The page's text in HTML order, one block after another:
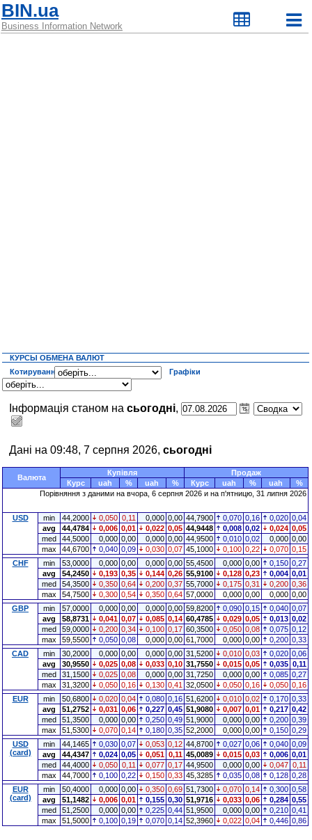
BIN.ua
Business Information Network
КУРСЫ ОБМЕНА ВАЛЮТ
Котирування
Графіки
Інформація станом насьогодні,
Дані на 09:48, 7 серпня 2026, сьогодні
Валюта
Купівля
Продаж
Курс
uah % uah % Курс uah % uah
%
Порівняння з даними на вчора , 6 серпня 2026 и на п'ятницю, 31 липня 2026
USD min 44,2000 0,050 0,11 0,000 0,00 44,7900 0,070 0,16 0,020 0,04
avg
44,4784 0,006 0,01 0,022 0,05 44,9448 0,008 0,02 0,024 0,05
med
44,5000 0,000 0,00 0,000 0,00 44,9500 0,010 0,02 0,000 0,00
max
44,6700 0,040 0,09 0,030 0,07 45,1000 0,100 0,22 0,070 0,15
CHF
min 53,0000 0,000 0,00 0,000 0,00 55,4500 0,000 0,00 0,150 0,27
avg
54,2450 0,193 0,35 0,144 0,26 55,9100 0,128 0,23 0,004 0,01
med
54,3500 0,350 0,64 0,200 0,37 55,7000 0,175 0,31 0,200 0,36
max
54,7500 0,300 0,54 0,350 0,64 57,0000 0,000 0,00 0,000 0,00
GBP
min 57,0000 0,000 0,00 0,000 0,00 59,8200 0,090 0,15 0,040 0,07
avg
58,8731 0,041 0,07 0,085 0,14 60,4785 0,029 0,05 0,013 0,02
med
59,0000 0,200 0,34 0,100 0,17 60,3500 0,050 0,08 0,075 0,12
max
59,5500 0,050 0,08 0,000 0,00 61,7000 0,000 0,00 0,200 0,33
CAD
min 30,2000 0,000 0,00 0,000 0,00 31,5200 0,010 0,03 0,020 0,06
avg
30,9550 0,025 0,08 0,033 0,10 31,7550 0,015 0,05 0,035 0,11
med
31,1500 0,025 0,08 0,000 0,00 31,7250 0,000 0,00 0,085 0,27
max
31,3200 0,050 0,16 0,130 0,41 32,0500 0,050 0,16 0,050 0,16
EUR
min 50,6800 0,020 0,04 0,080 0,16 51,6200 0,010 0,02 0,170 0,33
avg
51,2752 0,031 0,06 0,227 0,45 51,9080 0,007 0,01 0,217 0,42
med
51,3500 0,000 0,00 0,250 0,49 51,9000 0,000 0,00 0,200 0,39
max
51,5300 0,070 0,14 0,180 0,35 52,2000 0,000 0,00 0,150 0,29
USD
(card)
min 44,1465 0,030 0,07 0,053 0,12 44,8700 0,027 0,06 0,040 0,09
avg
44,4347 0,024 0,05 0,051 0,11 45,0089 0,015 0,03 0,006 0,01
med
44,4000 0,050 0,11 0,077 0,17 44,9500 0,000 0,00 0,047 0,11
max
44,7000 0,100 0,22 0,150 0,33 45,3285 0,035 0,08 0,128 0,28
EUR
(card)
min 50,4000 0,000 0,00 0,350 0,69 51,7300 0,070 0,14 0,300 0,58
avg
51,1482 0,006 0,01 0,155 0,30 51,9716 0,033 0,06 0,284 0,55
med
51,2500 0,000 0,00 0,225 0,44 51,9500 0,000 0,00 0,210 0,41
max
51,5000 0,100 0,19 0,070 0,14 52,3960 0,022 0,04 0,446 0,86